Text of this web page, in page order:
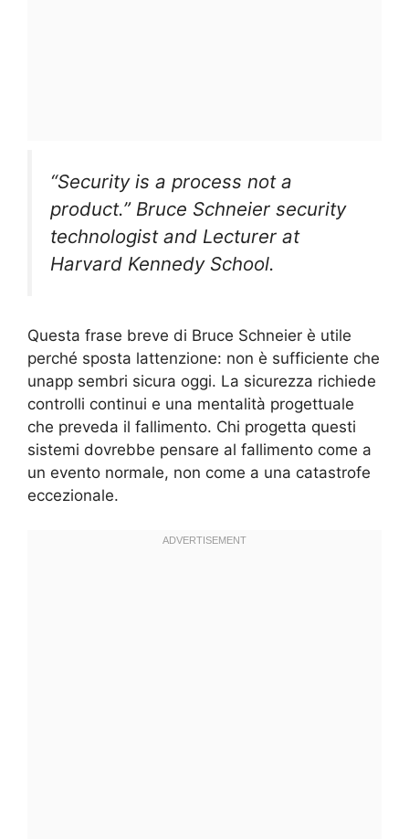
“Security is a process not a
product.” Bruce Schneier security
technologist and Lecturer at
Harvard Kennedy School.
Questa frase breve di Bruce Schneier è utile
perché sposta lattenzione: non è sufficiente che
unapp sembri sicura oggi. La sicurezza richiede
controlli continui e una mentalità progettuale
che preveda il fallimento. Chi progetta questi
sistemi dovrebbe pensare al fallimento come a
un evento normale, non come a una catastrofe
eccezionale.